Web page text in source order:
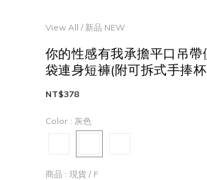
View All / 新品 NEW
你的性感有我承擔平口吊帶
袋連身短褲(附可拆式手捧
NT$378
Color : 灰色
商品 : 現貨 / F